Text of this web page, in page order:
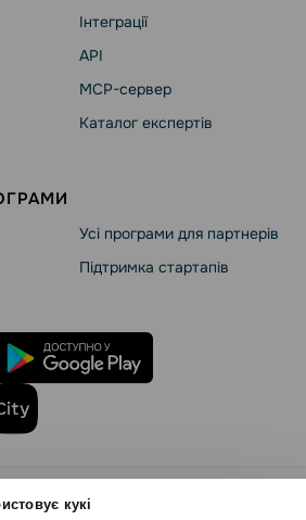
кукі
Інтеграції
API
MCP-сервер
Каталог експертів
Усі програми для партнерів
Підтримка стартапів